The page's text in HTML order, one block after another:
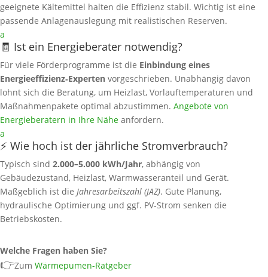
geeignete Kältemittel halten die Effizienz stabil. Wichtig ist eine
passende Anlagenauslegung mit realistischen Reserven.
a
🧾 Ist ein Energieberater notwendig?
Für viele Förderprogramme ist die Einbindung eines
Energieeffizienz‑Experten vorgeschrieben. Unabhängig davon
lohnt sich die Beratung, um Heizlast, Vorlauftemperaturen und
Maßnahmenpakete optimal abzustimmen. Angebote von
Energieberatern in Ihre Nähe anfordern.
a
⚡ Wie hoch ist der jährliche Stromverbrauch?
Typisch sind 2.000–5.000 kWh/Jahr, abhängig von
Gebäudezustand, Heizlast, Warmwasseranteil und Gerät.
Maßgeblich ist die Jahresarbeitszahl (JAZ). Gute Planung,
hydraulische Optimierung und ggf. PV‑Strom senken die
Betriebskosten.
Welche Fragen haben Sie?
👉Zum Wärmepumen-Ratgeber